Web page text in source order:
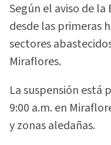
Según el aviso de la
desde las primeras
sectores
Miraflores.
La suspensión está
9:00 a.m. en
y zonas aledañas.